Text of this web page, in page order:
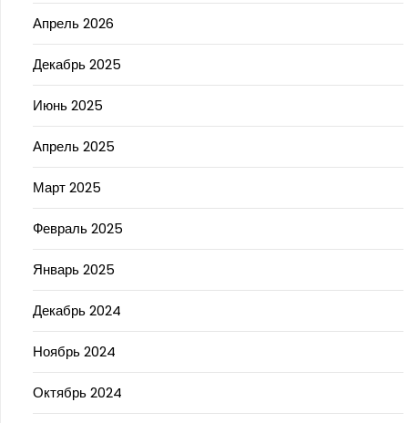
Апрель 2026
Декабрь 2025
Июнь 2025
Апрель 2025
Март 2025
Февраль 2025
Январь 2025
Декабрь 2024
Ноябрь 2024
Октябрь 2024